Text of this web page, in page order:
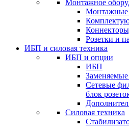
Монтажное
Монтажные
Розетки и
ИБП и силовая техника
ИБП и опции
ИБП
Сетевые
блок
Силовая техника